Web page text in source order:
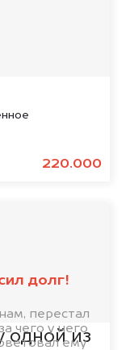
220.000
долг!
перестал
чего у него
ему
в
одной из